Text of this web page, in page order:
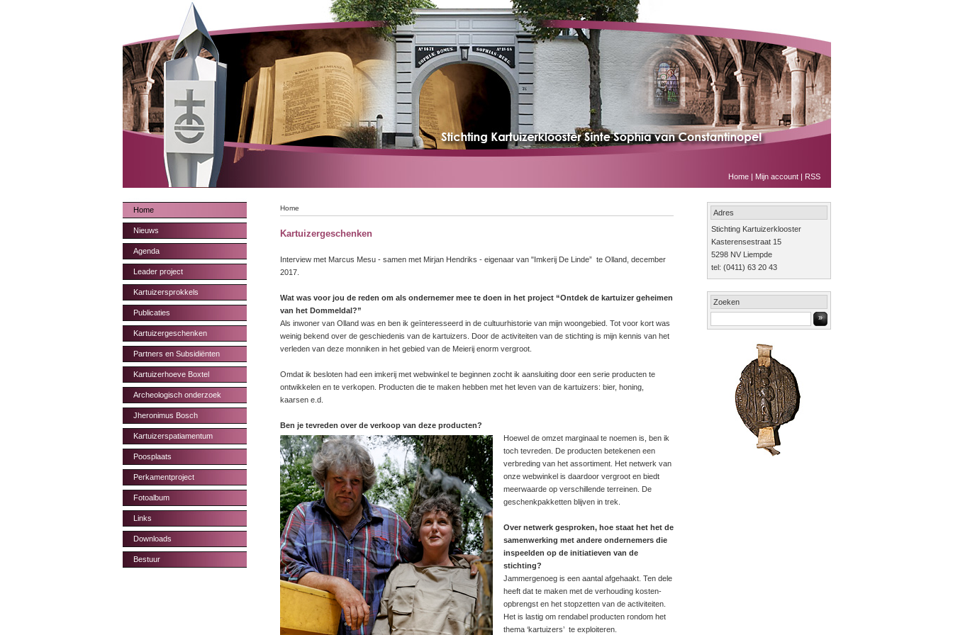
Home| Mijn account| RSS
Home
Nieuws
Agenda
Leader project
Kartuizersprokkels
Publicaties
Kartuizergeschenken
Partners en Subsidiënten
Kartuizerhoeve Boxtel
Archeologisch onderzoek
Jheronimus Bosch
Kartuizerspatiamentum
Poosplaats
Perkamentproject
Fotoalbum
Links
Downloads
Bestuur
Home
Kartuizergeschenken
Interview met Marcus Mesu - samen met Mirjan Hendriks - eigenaar van "Imkerij De Linde” te Olland, december
2017.
Wat was voor jou de reden om als ondernemer mee te doen in het project “Ontdek de kartuizer geheimen
van het Dommeldal?”
Als inwoner van Olland was en ben ik geïnteresseerd in de cultuurhistorie van mijn woongebied. Tot voor kort was
weinig bekend over de geschiedenis van de kartuizers. Door de activiteiten van de stichting is mijn kennis van het
verleden van deze monniken in het gebied van de Meierij enorm vergroot.
Omdat ik besloten had een imkerij met webwinkel te beginnen zocht ik aansluiting door een serie producten te
ontwikkelen en te verkopen. Producten die te maken hebben met het leven van de kartuizers: bier, honing,
kaarsen e.d.
Ben je tevreden over de verkoop van deze producten?
Hoewel de omzet marginaal te noemen is, ben ik
toch tevreden. De producten betekenen een
verbreding van het assortiment. Het netwerk van
onze webwinkel is daardoor vergroot en biedt
meerwaarde op verschillende terreinen. De
geschenkpakketten blijven in trek.
Over netwerk gesproken, hoe staat het het de
samenwerking met andere ondernemers die
inspeelden op de initiatieven van de
stichting?
Jammergenoeg is een aantal afgehaakt. Ten dele
heeft dat te maken met de verhouding kosten-
opbrengst en het stopzetten van de activiteiten.
Het is lastig om rendabel producten rondom het
thema ‘kartuizers’ te exploiteren.
Adres
Stichting Kartuizerklooster
Kasterensestraat 15
5298 NV Liempde
tel: (0411) 63 20 43
Zoeken
»